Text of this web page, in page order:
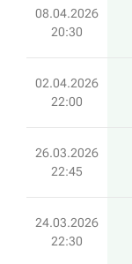
08.04.2026
20:30
02.04.2026
22:00
26.03.2026
22:45
24.03.2026
22:30